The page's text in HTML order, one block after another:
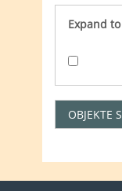
Expand